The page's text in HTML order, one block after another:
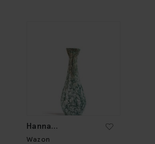
Hanna
Główczewska
Wazon